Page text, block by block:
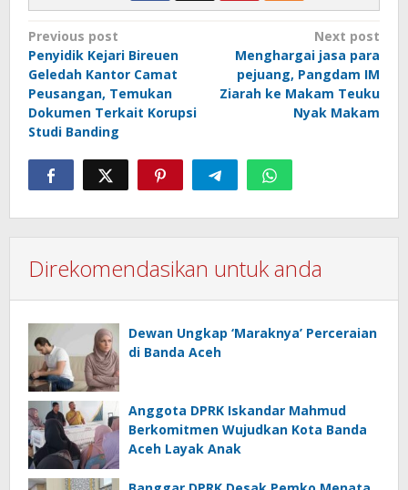
Post
navigation
Previous post
Penyidik Kejari Bireuen
Geledah Kantor Camat
Peusangan, Temukan
Dokumen Terkait Korupsi
Studi Banding
Next post
Menghargai jasa para
pejuang, Pangdam IM
Ziarah ke Makam Teuku
Nyak Makam
Direkomendasikan untuk anda
Dewan Ungkap ‘Maraknya’ Perceraian
di Banda Aceh
Anggota DPRK Iskandar Mahmud
Berkomitmen Wujudkan Kota Banda
Aceh Layak Anak